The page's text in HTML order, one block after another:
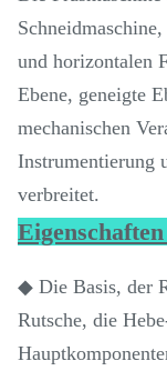
und horizontalen
Ebene, geneigte
mechanischen
Instrumentierung
verbreitet.
◆ Die Basis, der
Rutsche, die